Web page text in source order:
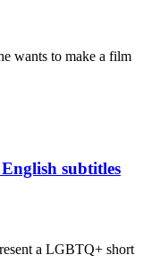
wants to make a film
subtitles
a LGBTQ+ short